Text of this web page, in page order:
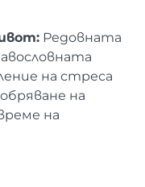
Редовната
на стреса
на
на